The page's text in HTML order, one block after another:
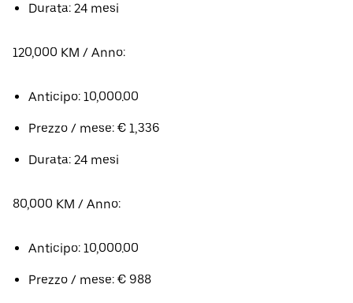
Durata: 24 mesi
120,000 KM / Anno:
Anticipo: 10,000.00
Prezzo / mese: € 1,336
Durata: 24 mesi
80,000 KM / Anno:
Anticipo: 10,000.00
Prezzo / mese: € 988